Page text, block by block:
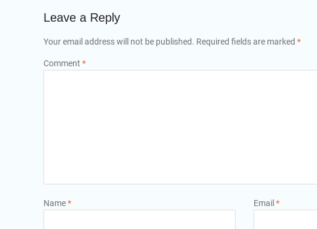
Leave a Reply
Your email address will not be published. Required fields are marked *
Comment *
Name* Email *